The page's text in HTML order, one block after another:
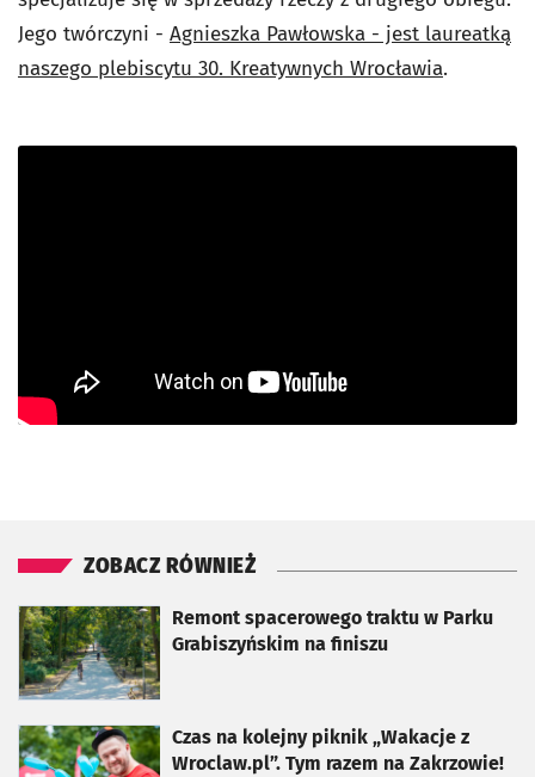
Jego twórczyni - Agnieszka Pawłowska - jest laureatką
naszego plebiscytu 30. Kreatywnych Wrocławia.
ZOBACZ RÓWNIEŻ
Remont spacerowego traktu w Parku
Grabiszyńskim na finiszu
otworzy się w nowej karcie
Czas na kolejny piknik „Wakacje z
Wroclaw.pl”. Tym razem na Zakrzowie!
otworzy się w nowej karcie